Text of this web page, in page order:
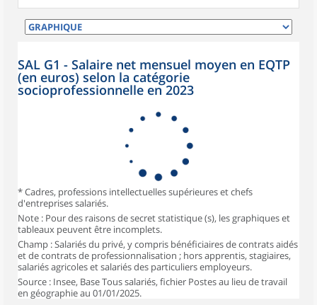
SAL G1 - Salaire net mensuel moyen en EQTP
(en euros) selon la catégorie
socioprofessionnelle en 2023
* Cadres, professions intellectuelles supérieures et chefs
d'entreprises salariés.
Note : Pour des raisons de secret statistique (s), les graphiques et
tableaux peuvent être incomplets.
Champ : Salariés du privé, y compris bénéficiaires de contrats aidés
et de contrats de professionnalisation ; hors apprentis, stagiaires,
salariés agricoles et salariés des particuliers employeurs.
Source : Insee, Base Tous salariés, fichier Postes au lieu de travail
en géographie au 01/01/2025.